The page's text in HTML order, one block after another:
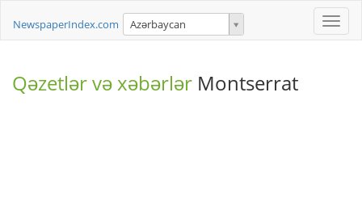
Toggle
NewspaperIndex.com Azərbaycan
Qəzetlər və xəbərlər Montserrat